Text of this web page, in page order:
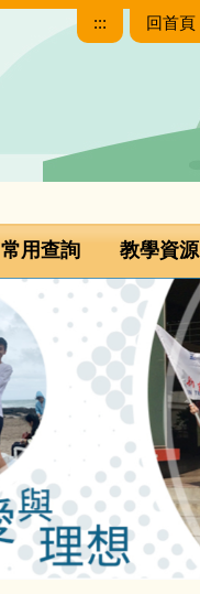
::: 回首頁
常用查詢 教學資源